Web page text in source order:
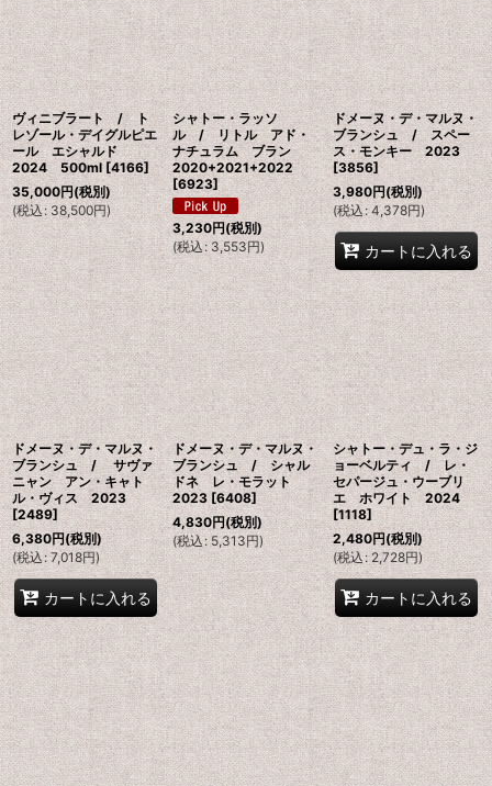
ヴィニブラート / ト
レゾール・デイグルピエ
ール エシャルド
2024 500ml [4166]
35,000円(税別)
(税込 : 38,500円)
シャトー・ラッソ
ル / リトル アド・
ナチュラム ブラン
2020+2021+2022
[6923]
3,230円(税別)
(税込 : 3,553円)
ドメーヌ・デ・マルヌ・
ブランシュ / スペー
ス・モンキー 2023
[3856]
3,980円(税別)
(税込: 4,378円)
カートに入れる
ドメーヌ・デ・マルヌ・
ブランシュ / サヴァ
ニャン アン・キャト
ル・ヴィス 2023
[2489]
6,380円(税別)
(税込: 7,018円)
カートに入れる
ドメーヌ・デ・マルヌ・
ブランシュ / シャル
ドネ レ・モラット
2023 [6408]
4,830円(税別)
(税込: 5,313円)
シャトー・デュ・ラ・ジ
ョーベルティ / レ・
セパージュ・ウーブリ
エ ホワイト 2024
[1118]
2,480円(税別)
(税込 : 2,728円)
カートに入れる